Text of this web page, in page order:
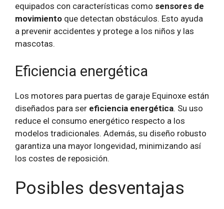
equipados con características como sensores de
movimiento que detectan obstáculos. Esto ayuda
a prevenir accidentes y protege a los niños y las
mascotas.
Eficiencia energética
Los motores para puertas de garaje Equinoxe están
diseñados para ser eficiencia energética. Su uso
reduce el consumo energético respecto a los
modelos tradicionales. Además, su diseño robusto
garantiza una mayor longevidad, minimizando así
los costes de reposición.
Posibles desventajas